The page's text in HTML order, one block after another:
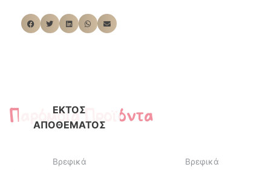
Παρόμοια Προϊόντα
ΕΚΤΌΣ
ΑΠΟΘΈΜΑΤΟΣ
Βρεφικά Βρεφικά